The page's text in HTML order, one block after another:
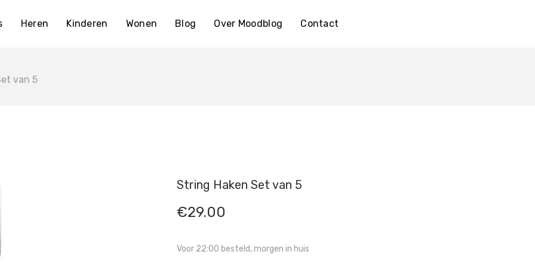
Heren Kinderen Wonen Blog Over Moodblog Contact
van 5
String Haken Set van 5
€29.00
Voor 22:00 besteld, morgen in huis